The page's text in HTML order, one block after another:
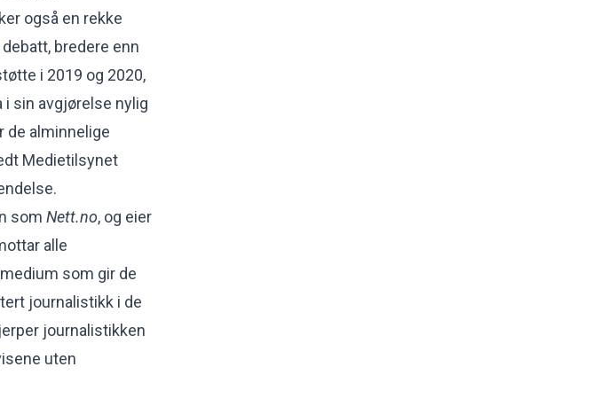
også en rekke
bredere enn
i 2019 og 2020,
i sin avgjørelse nylig
de alminnelige
Medietilsynet
som Nett.no, og eier
alle
som gir de
journalistikk i de
journalistikken
uten